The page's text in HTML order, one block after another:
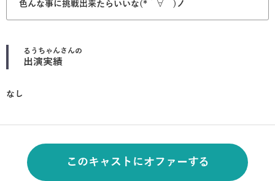
色んな事に挑戦出来たらいいな(*´∀｀)ノ
るうちゃん さんの
出演実績
なし
このキャストにオファーする